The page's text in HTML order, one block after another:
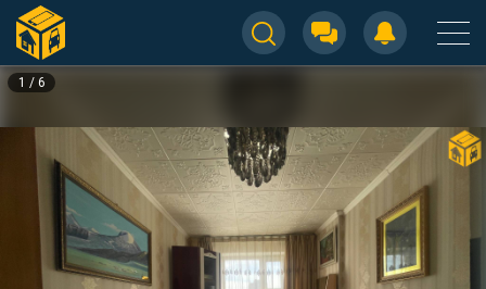
1 / 6